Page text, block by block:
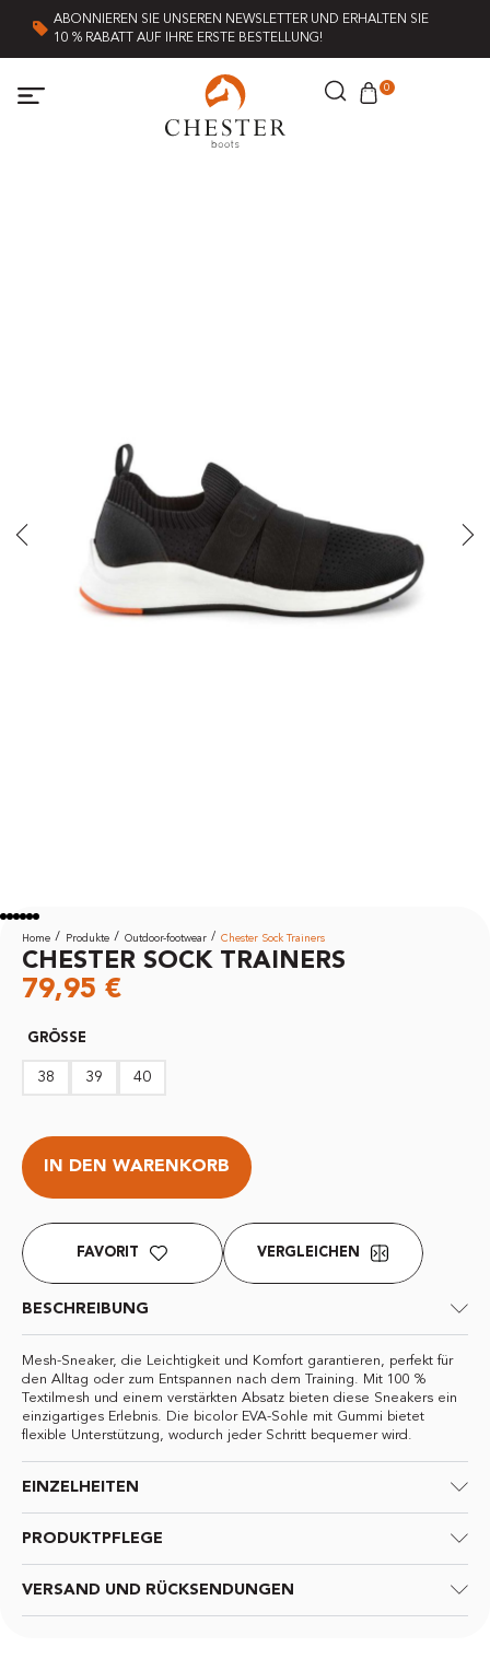
ABONNIEREN SIE UNSEREN NEWSLETTER UND ERHALTEN SIE
10 % RABATT AUF IHRE ERSTE BESTELLUNG!
0
Home Produkte Outdoor-footwear Chester Sock Trainers
CHESTER SOCK TRAINERS
79,95 €
GRÖSSE
38 39 40
IN DEN WARENKORB
FAVORIT VERGLEICHEN
BESCHREIBUNG
Mesh-Sneaker, die Leichtigkeit und Komfort garantieren, perfekt für
den Alltag oder zum Entspannen nach dem Training. Mit 100 %
Textilmesh und einem verstärkten Absatz bieten diese Sneakers ein
einzigartiges Erlebnis. Die bicolor EVA-Sohle mit Gummi bietet
flexible Unterstützung, wodurch jeder Schritt bequemer wird.
EINZELHEITEN
PRODUKTPFLEGE
VERSAND UND RÜCKSENDUNGEN